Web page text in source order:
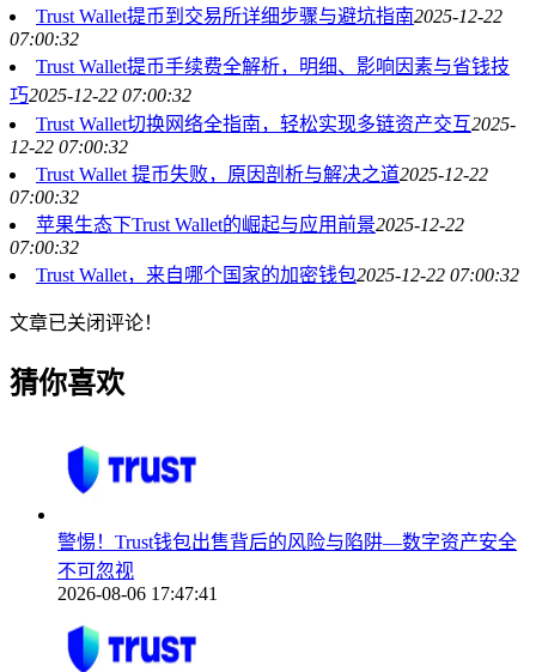
Trust Wallet提币到交易所详细步骤与避坑指南2025-12-22
07:00:32
Trust Wallet提币手续费全解析，明细、影响因素与省钱技
巧2025-12-22 07:00:32
Trust Wallet切换网络全指南，轻松实现多链资产交互2025-
12-22 07:00:32
Trust Wallet 提币失败，原因剖析与解决之道2025-12-22
07:00:32
苹果生态下Trust Wallet的崛起与应用前景2025-12-22
07:00:32
Trust Wallet，来自哪个国家的加密钱包2025-12-22 07:00:32
文章已关闭评论！
猜你喜欢
警惕！Trust钱包出售背后的风险与陷阱—数字资产安全
不可忽视
2026-08-06 17:47:41